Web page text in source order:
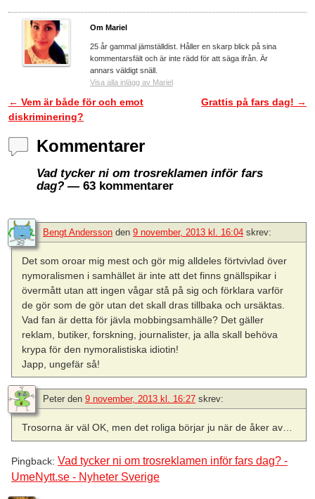
Om Mariel
25 år gammal jämställdist. Håller en skarp blick på sina
kommentarsfält och är inte rädd för att säga ifrån. Är
annars väldigt snäll.
Visa alla inlägg av Mariel
Inläggsnavigering
← Vem är både för och emot
diskriminering?
Grattis på fars dag! →
Kommentarer
Vad tycker ni om trosreklamen inför fars
dag? — 63 kommentarer
Bengt Andersson den 9 november, 2013 kl. 16:04 skrev:
Det som oroar mig mest och gör mig alldeles förtvivlad över
nymoralismen i samhället är inte att det finns gnällspikar i
övermått utan att ingen vågar stå på sig och förklara varför
de gör som de gör utan det skall dras tillbaka och ursäktas.
Vad fan är detta för jävla mobbingsamhälle? Det gäller
reklam, butiker, forskning, journalister, ja alla skall behöva
krypa för den nymoralistiska idiotin!
Japp, ungefär så!
Peter den 9 november, 2013 kl. 16:27 skrev:
Trosorna är väl OK, men det roliga börjar ju när de åker av…
Pingback: Vad tycker ni om trosreklamen inför fars dag? -
UmeNytt.se - Nyheter Sverige